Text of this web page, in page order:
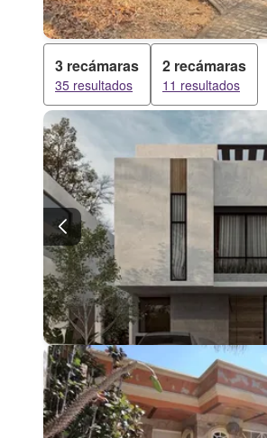
3 recámaras
35 resultados
2 recámaras
11 resultados